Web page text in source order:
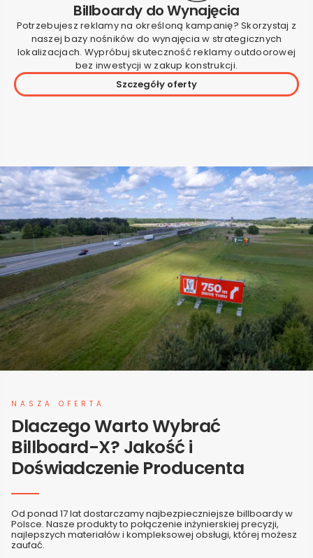
Billboardy do Wynajęcia
Potrzebujesz reklamy na określoną kampanię? Skorzystaj z
naszej bazy nośników do wynajęcia w strategicznych
lokalizacjach. Wypróbuj skuteczność reklamy outdoorowej
bez inwestycji w zakup konstrukcji.
Szczegóły oferty
NASZA OFERTA
Dlaczego Warto Wybrać
Billboard-X? Jakość i
Doświadczenie Producenta
Od ponad 17 lat dostarczamy najbezpieczniejsze billboardy w
Polsce. Nasze produkty to połączenie inżynierskiej precyzji,
najlepszych materiałów i kompleksowej obsługi, której możesz
zaufać.